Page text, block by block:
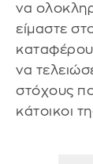
να
είμαστε
να
στόχους
κάτοικοι